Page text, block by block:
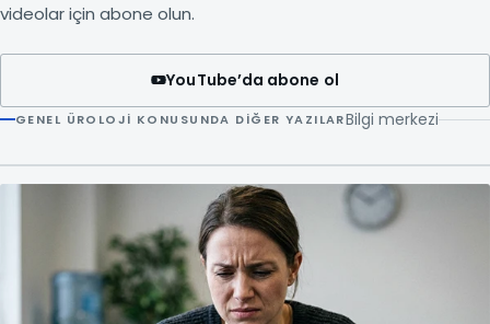
videolar için abone olun.
YouTube’da abone ol
GENEL ÜROLOJI KONUSUNDA DIĞER YAZILARBilgi merkezi